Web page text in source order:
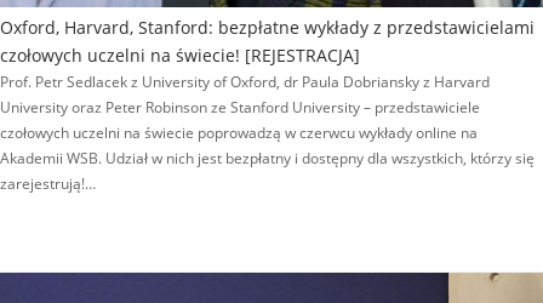
Oxford, Harvard, Stanford: bezpłatne wykłady z przedstawicielami
czołowych uczelni na świecie! [REJESTRACJA]
Prof. Petr Sedlacek z University of Oxford, dr Paula Dobriansky z Harvard
University oraz Peter Robinson ze Stanford University – przedstawiciele
czołowych uczelni na świecie poprowadzą w czerwcu wykłady online na
Akademii WSB. Udział w nich jest bezpłatny i dostępny dla wszystkich, którzy się
zarejestrują!…